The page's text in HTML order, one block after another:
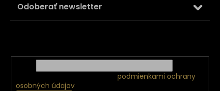
Odoberať newsletter
podmienkami ochrany
osobných údajov